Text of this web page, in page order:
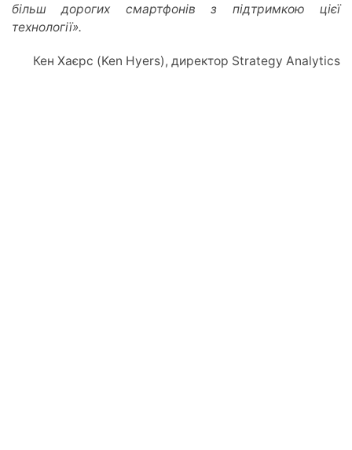
більш дорогих смартфонів з підтримкою цієї
технології».
Кен Хаєрс (Ken Hyers), директор Strategy Analytics